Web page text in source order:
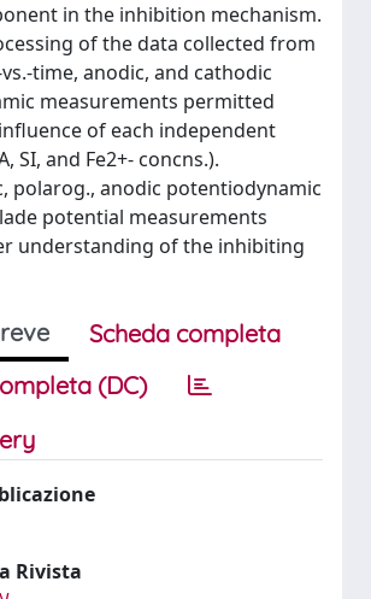
in the inhibition mechanism.
of the data collected from
time, anodic, and cathodic
measurements permitted
of each independent
SI, and Fe2+- concns.).
polarog., anodic potentiodynamic
potential measurements
understanding of the inhibiting
Scheda completa
(DC)
Rivista